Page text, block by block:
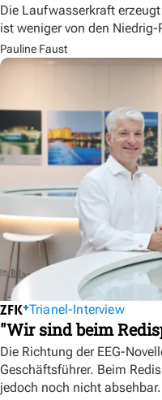
Die Laufwasserkraft
ist weniger von den Niedrig-
Pauline Faust
Trianel-Interview
"Wir sind beim
Die Richtung der EEG-
Geschäftsführer. Beim
jedoch noch nicht absehbar.